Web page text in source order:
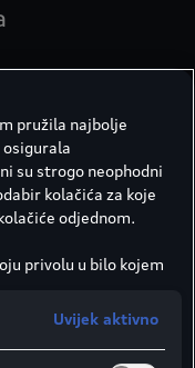
snagu
Audija.
trebate samo
puniti –
Do
pružila najbolje
osigurala
su strogo neophodni
kolačića za koje
odjednom.
privolu u bilo kojem
je za ovu web
kolačićima (kao i
Uvijek aktivno